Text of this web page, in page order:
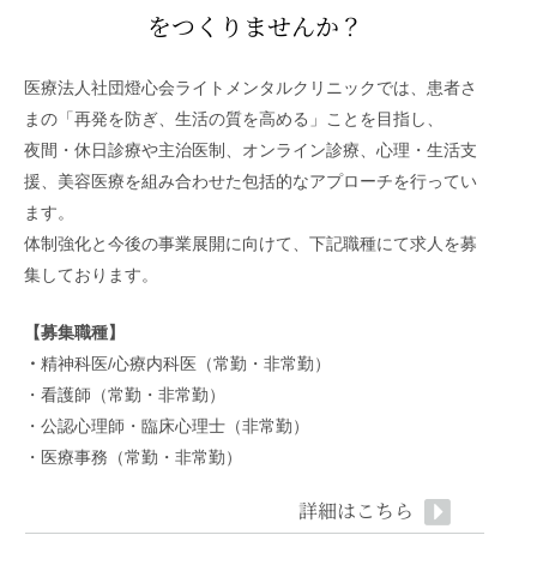
年末年始の休診について
2024.04.16
マイナ保険証利用対応の一時的な不具合につい
て
2024.04.12 一部送料の価格改訂のお知らせ
2024.03.10 LINE公式アカウントによる受付を開始します
2024.02.22 令和6年4月以降の診療時間の変更について
をつくりませんか？
医療法人社団燈心会ライトメンタルクリニックでは、患者さ
まの「再発を防ぎ、生活の質を高める」ことを目指し、
夜間・休日診療や主治医制、オンライン診療、心理・生活支
援、美容医療を組み合わせた包括的なアプローチを行ってい
ます。
体制強化と今後の事業展開に向けて、下記職種にて求人を募
集しております。
【募集職種】
・ 精神科医/心療内科医（常勤・非常勤）
・看護師（常勤・非常勤）
・公認心理師・臨床心理士（非常勤）
・医療事務（常勤・非常勤）
詳細はこちら